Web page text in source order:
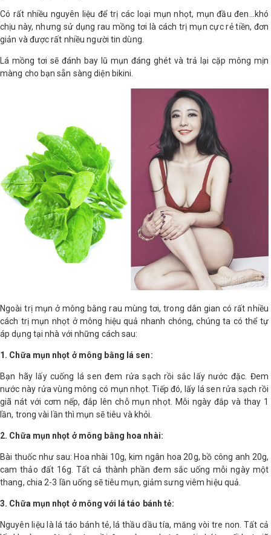
Shop All Brand A-
Z
Có rất nhiều nguyên liệu để trị các loại mụn nhọt, mụn đầu đen…khó
chịu này, nhưng sử dụng rau mồng tơi là cách trị mụn cực rẻ tiền, đơn
giản và được rất nhiều người tin dùng.
Lá mồng tơi sẽ đánh bay lũ mụn đáng ghét và trả lại cặp mông mịn
màng cho bạn sẵn sàng diện bikini.
Ngoài trị mụn ở mông bằng rau mùng tơi, trong dân gian có rất nhiều
cách trị mụn nhọt ở mông hiệu quả nhanh chóng, chúng ta có thể tự
áp dụng tại nhà với những cách sau:
1. Chữa mụn nhọt ở mông bằng lá sen:
Bạn hãy lấy cuống lá sen đem rửa sạch rồi sắc lấy nước đặc. Đem
nước này rửa vùng mông có mụn nhọt. Tiếp đó, lấy lá sen rửa sạch rồi
giã nát với cơm nếp, đắp lên chỗ mụn nhọt. Mỗi ngày đắp và thay 1
lần, trong vài lần thì mụn sẽ tiêu và khỏi.
2. Chữa mụn nhọt ở mông bằng hoa nhài:
Bài thuốc như sau: Hoa nhài 10g, kim ngân hoa 20g, bồ công anh 20g,
cam thảo đất 16g. Tất cả thành phần đem sắc uống mỗi ngày một
thang, chia 2-3 lần uống sẽ tiêu mụn, giảm sưng viêm hiệu quả.
3. Chữa mụn nhọt ở mông với lá táo bánh tẻ:
Nguyên liệu là lá táo bánh tẻ, lá thầu dầu tía, măng vòi tre non. Tất cả